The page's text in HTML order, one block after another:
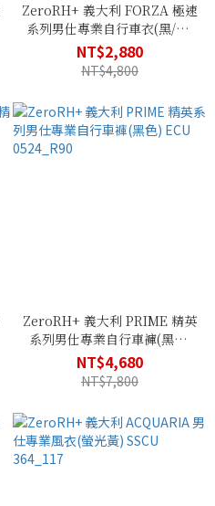
ZeroRH+ 義大利 FORZA 極速
系列男仕專業自行車衣(黑/紅)
ECU 0621_903
NT$2,880
NT$4,800
ZeroRH+ 義大利 PRIME 精英
系列男仕專業自行車褲(黑色)
ECU 0524_R90
NT$4,680
NT$7,800